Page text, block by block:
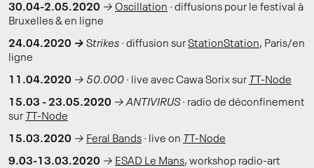
30.04-2.05.2020 → Oscillation · diffusions pour le festival à
Bruxelles & en ligne
24.04.2020 → Strikes · diffusion surStationStation, Paris/en
ligne
11.04.2020 → 50.000 · live avec Cawa Sorix sur T
T-Node
15.03 - 23.05.2020 → ANTIVIRUS · radio de déconfinement
sur T
T-Node
15.03.2020 → Feral Bands · live on T
T-Node
9.03-13.03.2020 → ESAD Le Mans, workshop radio-art